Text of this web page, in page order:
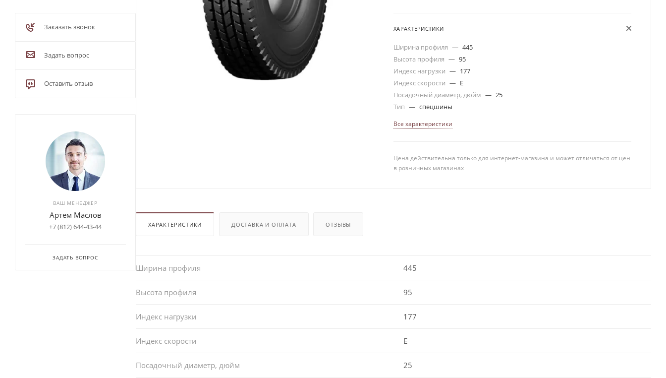
ХАРАКТЕРИСТИКИ
Ширина профиля — 445
Высота профиля — 95
Индекс нагрузки — 177
Индекс скорости — E
Посадочный диаметр, дюйм — 25
Тип — спецшины
Все характеристики
Цена действительна только для интернет-магазина и может отличаться от цен
в розничных магазинах
ХАРАКТЕРИСТИКИ ДОСТАВКА И ОПЛАТА ОТЗЫВЫ
Ширина профиля 445
Высота профиля 95
Индекс нагрузки 177
Индекс скорости E
Посадочный диаметр, дюйм 25
Заказать звонок
Задать вопрос
Оставить отзыв
ВАШ МЕНЕДЖЕР
Артем Маслов
+7 (812) 644-43-44
ЗАДАТЬ ВОПРОС